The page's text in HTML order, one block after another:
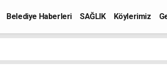
Belediye Haberleri SAĞLIK Köylerimiz